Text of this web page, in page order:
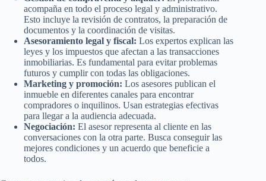
acompaña en todo el proceso legal y administrativo.
Esto incluye la revisión de contratos, la preparación de
documentos y la coordinación de visitas.
Asesoramiento legal y fiscal: Los expertos explican las
leyes y los impuestos que afectan a las transacciones
inmobiliarias. Es fundamental para evitar problemas
futuros y cumplir con todas las obligaciones.
Marketing y promoción: Los asesores publican el
inmueble en diferentes canales para encontrar
compradores o inquilinos. Usan estrategias efectivas
para llegar a la audiencia adecuada.
Negociación: El asesor representa al cliente en las
conversaciones con la otra parte. Busca conseguir las
mejores condiciones y un acuerdo que beneficie a
todos.